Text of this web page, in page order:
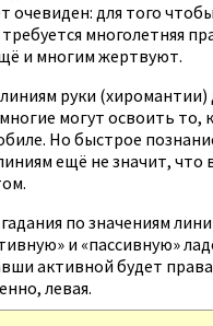
очевиден: для того
многолетняя
и многим жертвуют.
руки (хиромантии)
могут освоить то,
Но быстрое
ещё не значит, что
по значениям
и «пассивную»
активной будет
левая.